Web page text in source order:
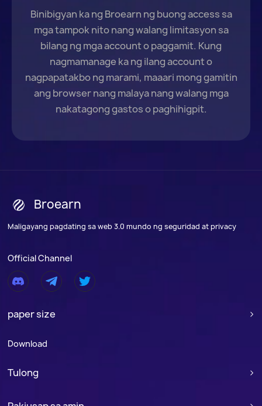
Binibigyan ka ng Broearn ng buong access sa
mga tampok nito nang walang limitasyon sa
bilang ng mga account o paggamit. Kung
nagmamanage ka ng ilang account o
nagpapatakbo ng marami, maaari mong gamitin
ang browser nang malaya nang walang mga
nakatagong gastos o paghihigpit.
Broearn
Maligayang pagdating sa web 3.0 mundo ng seguridad at privacy
Official Channel
paper size 
Download
Tulong 